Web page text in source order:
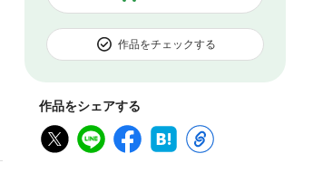
作品をチェックする
作品をシェアする